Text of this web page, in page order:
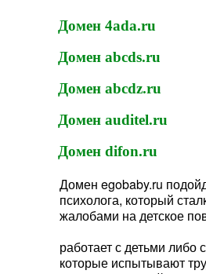
Домен 4ada.ru
Домен abcds.ru
Домен abcdz.ru
Домен auditel.ru
Домен difon.ru
Домен egobaby.ru
психолога, который
жалобами на детское
работает с детьми либо
которые испытывают